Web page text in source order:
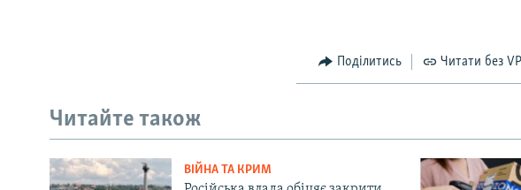
Поділитись Читати без
Читайте також
ВІЙНА ТА КРИМ